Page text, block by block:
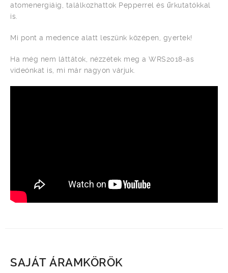
atomenergiáig, találkozhattok Pepperrel és űrkutatókkal
is.
Mi pont a medence alatt leszünk középen, gyertek!
Ha még nem láttátok, nézzétek meg a WRS2018-as
videónkat is, mi már nagyon várjuk.
SAJÁT ÁRAMKÖRÖK